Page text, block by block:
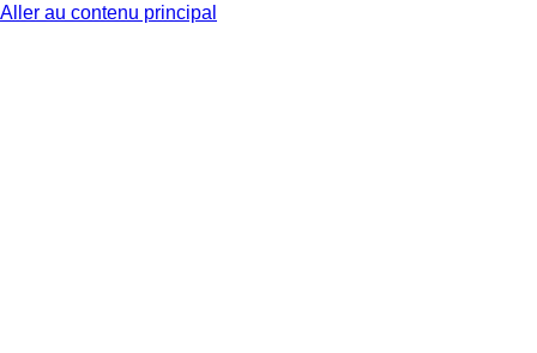
Aller au contenu principal